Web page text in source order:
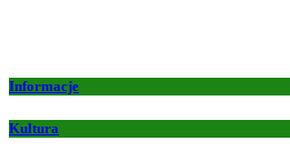
Informacje
Kultura